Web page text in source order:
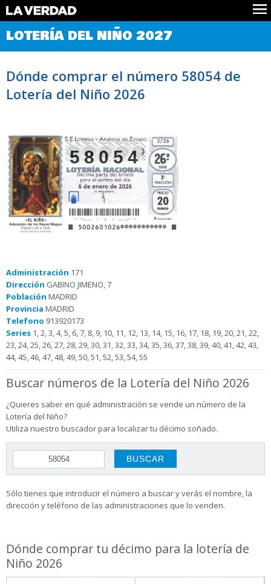
Comprobar Loteria del Niño
Premios
Noticias
Datos
LOTERÍA DEL NIÑO 2027
Dónde comprar el número 58054 de
Lotería del Niño 2026
58054
Administración 171
Dirección GABINO JIMENO, 7
Población MADRID
Provincia MADRID
Telefono 913920173
Series 1, 2, 3, 4, 5, 6, 7, 8, 9, 10, 11, 12, 13, 14, 15, 16, 17, 18, 19, 20, 21, 22,
23, 24, 25, 26, 27, 28, 29, 30, 31, 32, 33, 34, 35, 36, 37, 38, 39, 40, 41, 42, 43,
44, 45, 46, 47, 48, 49, 50, 51, 52, 53, 54, 55
Buscar números de la Lotería del Niño 2026
¿Quieres saber en qué administración se vende un número de la
Lotería del Niño?
Utiliza nuestro buscador para localizar tu décimo soñado.
Sólo tienes que introducir el número a buscar y verás el nombre, la
dirección y teléfono de las administraciones que lo venden.
Dónde comprar tu décimo para la lotería de
Niño 2026